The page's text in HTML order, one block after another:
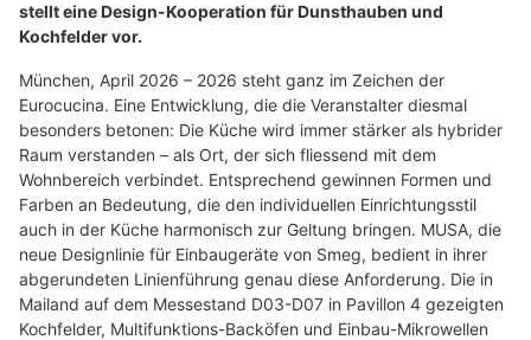
stellt eine Design-Kooperation für Dunsthauben und
Kochfelder vor.
München, April 2026 – 2026 steht ganz im Zeichen der
Eurocucina. Eine Entwicklung, die die Veranstalter diesmal
besonders betonen: Die Küche wird immer stärker als hybrider
Raum verstanden – als Ort, der sich fliessend mit dem
Wohnbereich verbindet. Entsprechend gewinnen Formen und
Farben an Bedeutung, die den individuellen Einrichtungsstil
auch in der Küche harmonisch zur Geltung bringen. MUSA, die
neue Designlinie für Einbaugeräte von Smeg, bedient in ihrer
abgerundeten Linienführung genau diese Anforderung. Die in
Mailand auf dem Messestand D03-D07 in Pavillon 4 gezeigten
Kochfelder, Multifunktions-Backöfen und Einbau-Mikrowellen